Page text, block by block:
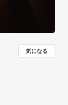
気になる